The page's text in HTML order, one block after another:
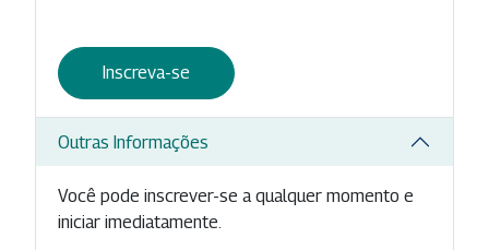
Inscreva-se
Outras Informações
Você pode inscrever-se a qualquer momento e
iniciar imediatamente.